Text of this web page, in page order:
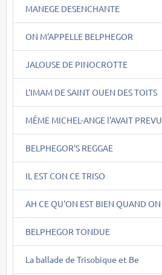
MANEGE DESENCHANTE
ON M'APPELLE BELPHEGOR
JALOUSE DE PINOCROTTE
L'IMAM DE SAINT OUEN DES TOITS
MÊME MICHEL-ANGE l'AVAIT PREVU
BELPHEGOR'S REGGAE
IL EST CON CE TRISO
AH CE QU'ON EST BIEN QUAND ON
BELPHEGOR TONDUE
La ballade de Trisobique et Be